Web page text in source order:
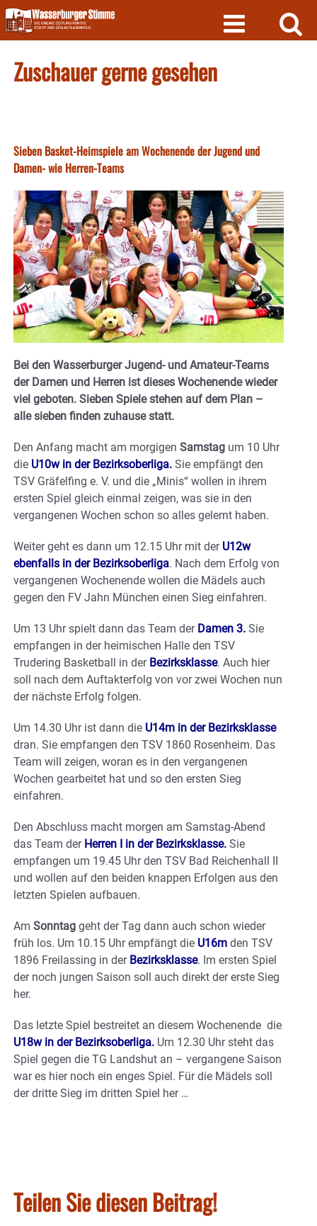
Skip
to
content
Zuschauer gerne gesehen
Sieben Basket-Heimspiele am Wochenende der Jugend und
Damen- wie Herren-Teams
Bei den Wasserburger Jugend- und Amateur-Teams
der Damen und Herren ist dieses Wochenende wieder
viel geboten. Sieben Spiele stehen auf dem Plan –
alle sieben finden zuhause statt.
Den Anfang macht am morgigen Samstag um 10 Uhr
die U10w in der Bezirksoberliga. Sie empfängt den
TSV Gräfelfing e. V. und die „Minis“ wollen in ihrem
ersten Spiel gleich einmal zeigen, was sie in den
vergangenen Wochen schon so alles gelernt haben.
Weiter geht es dann um 12.15 Uhr mit der U12w
ebenfalls in der Bezirksoberliga. Nach dem Erfolg von
vergangenen Wochenende wollen die Mädels auch
gegen den FV Jahn München einen Sieg einfahren.
Um 13 Uhr spielt dann das Team der Damen 3. Sie
empfangen in der heimischen Halle den TSV
Trudering Basketball in der Bezirksklasse. Auch hier
soll nach dem Auftakterfolg von vor zwei Wochen nun
der nächste Erfolg folgen.
Um 14.30 Uhr ist dann die U14m in der Bezirksklasse
dran. Sie empfangen den TSV 1860 Rosenheim. Das
Team will zeigen, woran es in den vergangenen
Wochen gearbeitet hat und so den ersten Sieg
einfahren.
Den Abschluss macht morgen am Samstag-Abend
das Team der Herren I in der Bezirksklasse. Sie
empfangen um 19.45 Uhr den TSV Bad Reichenhall II
und wollen auf den beiden knappen Erfolgen aus den
letzten Spielen aufbauen.
Am Sonntag geht der Tag dann auch schon wieder
früh los. Um 10.15 Uhr empfängt die U16m den TSV
1896 Freilassing in der Bezirksklasse. Im ersten Spiel
der noch jungen Saison soll auch direkt der erste Sieg
her.
Das letzte Spiel bestreitet an diesem Wochenende die
U18w in der Bezirksoberliga. Um 12.30 Uhr steht das
Spiel gegen die TG Landshut an – vergangene Saison
war es hier noch ein enges Spiel. Für die Mädels soll
der dritte Sieg im dritten Spiel her …
Teilen Sie diesen Beitrag!